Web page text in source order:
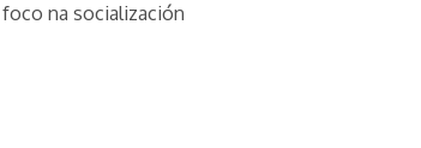
na socialización